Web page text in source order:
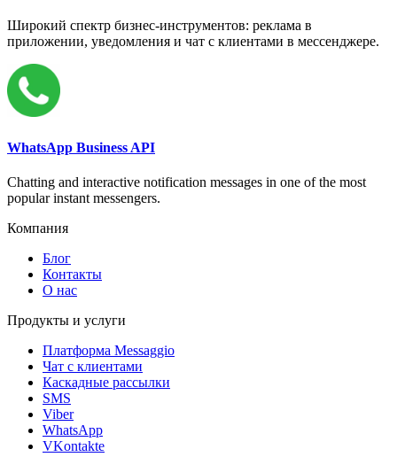
Широкий спектр бизнес-инструментов: реклама в
приложении, уведомления и чат с клиентами в мессенджере.
WhatsApp Business API
Chatting and interactive notification messages in one of the most
popular instant messengers.
Компания
Блог
Контакты
О нас
Продукты и услуги
Платформа Messaggio
Чат с клиентами
Каскадные рассылки
SMS
Viber
WhatsApp
VKontakte